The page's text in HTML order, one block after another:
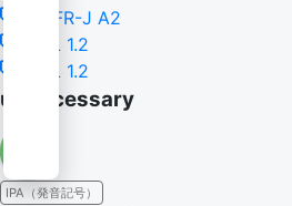
CEFR-J A2
TSL 1.2
BSL 1.2
unnecessary
IPA（発音記号）